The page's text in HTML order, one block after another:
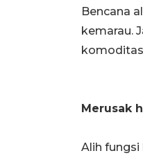
Bencana
kemarau.
Merusak
Alih